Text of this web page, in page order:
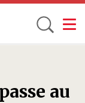
Toggle
au